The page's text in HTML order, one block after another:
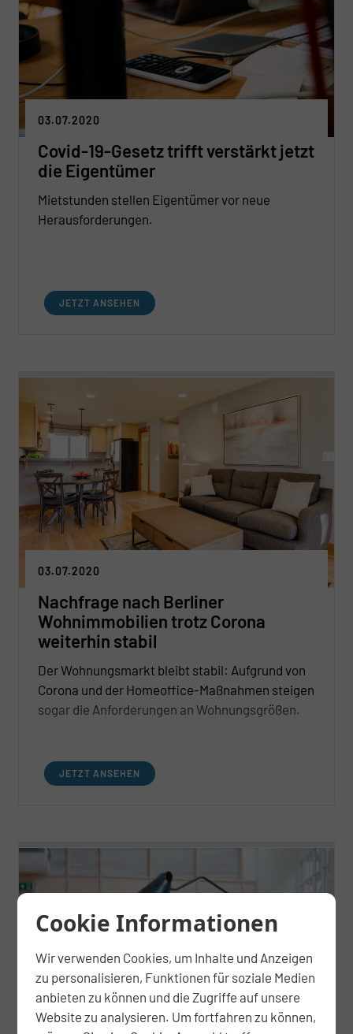
03.07.2020
Covid-19-Gesetz trifft verstärkt jetzt
die Eigentümer
Mietstunden stellen Eigentümer vor neue
Herausforderungen.
JETZT ANSEHEN
03.07.2020
Nachfrage nach Berliner
Wohnimmobilien trotz Corona
weiterhin stabil
Der Wohnungsmarkt bleibt stabil: Aufgrund von
Corona und der Homeoffice-Maßnahmen steigen
sogar die Anforderungen an Wohnungsgrößen.
JETZT ANSEHEN
Cookie Informationen
Wir verwenden Cookies, um Inhalte und Anzeigen
zu personalisieren, Funktionen für soziale Medien
anbieten zu können und die Zugriffe auf unsere
Website zu analysieren. Um fortfahren zu können,